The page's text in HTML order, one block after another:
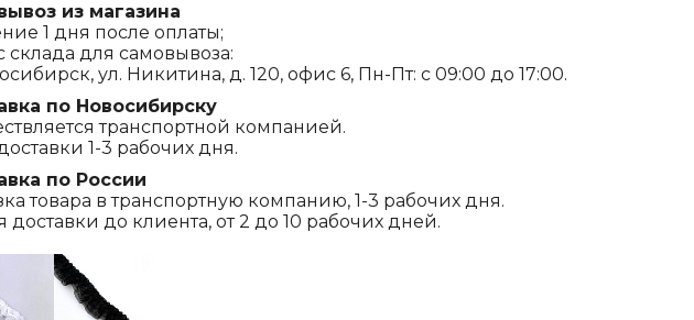
из магазина
1 дня после оплаты;
склада для самовывоза:
ул. Никитина, д. 120, офис 6, Пн-Пт: с 09:00 до 17:00.
по Новосибирску
транспортной компанией.
1-3 рабочих дня.
по России
товара в транспортную компанию, 1-3 рабочих дня.
доставки до клиента, от 2 до 10 рабочих дней.